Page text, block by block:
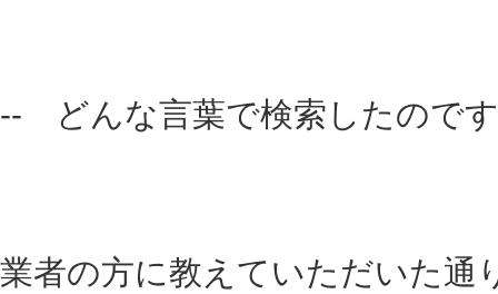
-- どんな言葉で検索したので
業者の方に教えていただいた通